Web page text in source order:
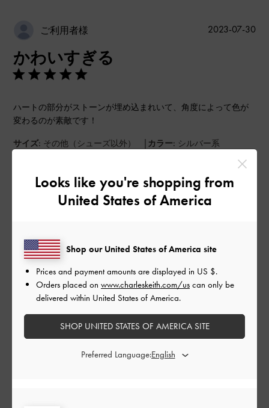
ご利用者様
かわいすぎる
ハートの部分がストーンが埋め込まれいて、角度によって色が
変わるのが素敵です！
サイズ: その他（シューズ以外） | カラー: シルバー系
とてもよかった
もっと見る
公
2023-07-30
Looks like you're shopping from
United States of America
Shop our United States of America site
Prices and payment amounts are displayed in US $.
Orders placed on www.charleskeith.com/us can only be
delivered within United States of America.
SHOP UNITED STATES OF AMERICA SITE
Preferred Language: